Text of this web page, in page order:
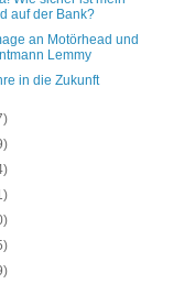
auf der Bank?
an Motörhead und
Lemmy
in die Zukunft